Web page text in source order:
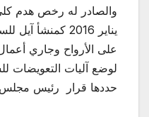
يناير 2016
على الأرواح وجاري
لوضع آليات التعويضات
حددها قرار رئيس مجلس